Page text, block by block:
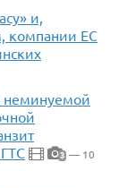
и,
компании ЕС
неминуемой
3 — 10